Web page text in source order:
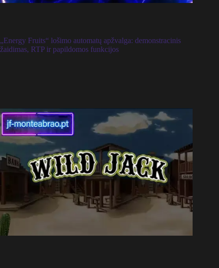
„Energy Fruits“ lošimo automatų apžvalga: demonstracinis
žaidimas, RTP ir papildomos funkcijos